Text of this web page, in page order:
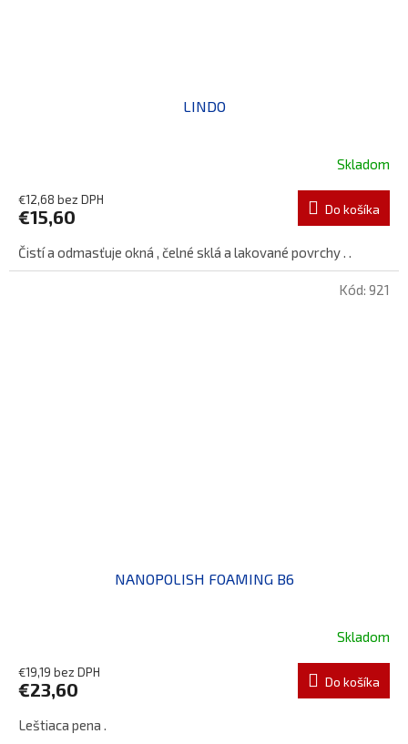
LINDO
Skladom
€12,68 bez DPH
€15,60 Do košíka
Čistí a odmasťuje okná , čelné sklá a lakované povrchy . .
NANOPOLISH FOAMING B6
Skladom
€19,19 bez DPH
€23,60 Do košíka
Leštiaca pena .
Kód: 921